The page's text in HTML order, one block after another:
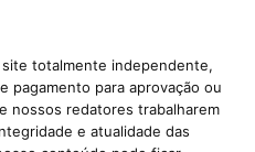
totalmente independente,
pagamento para aprovação ou
nossos redatores trabalharem
e atualidade das